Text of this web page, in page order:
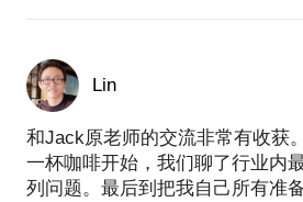
Lin
和Jack原老师的交流非常有收获
一杯咖啡开始，我们聊了行业内
列问题。最后到把我自己所有准